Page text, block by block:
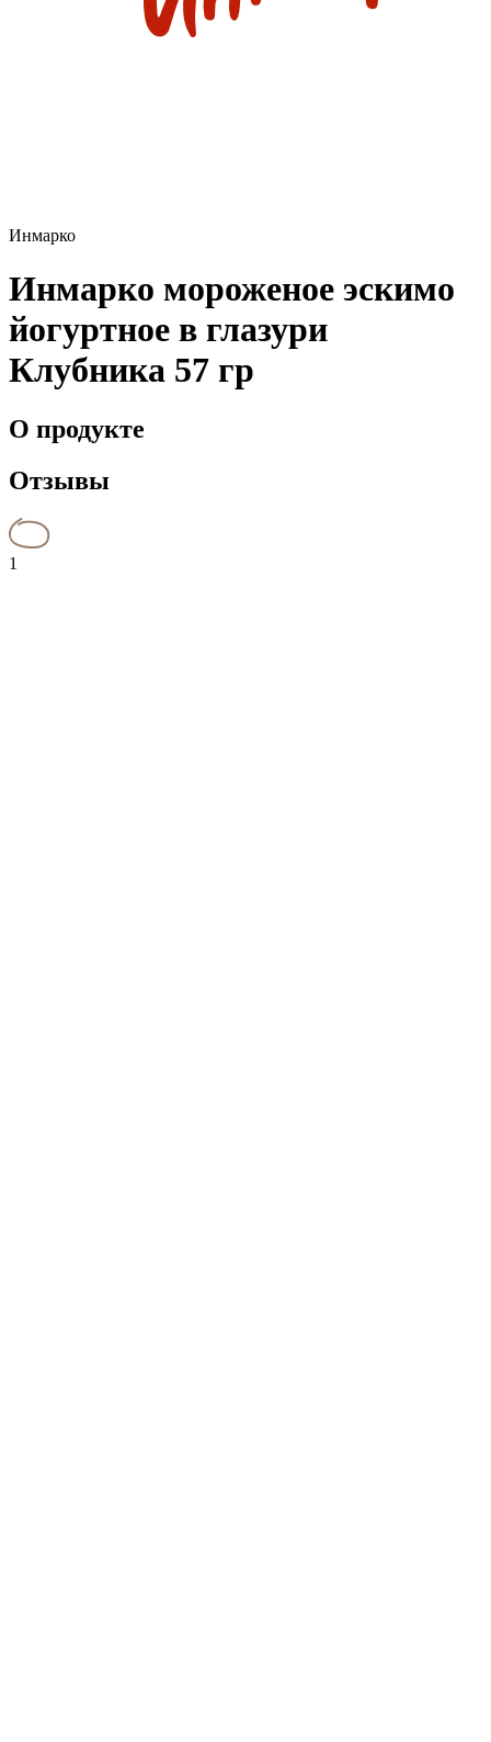
Инмарко
Инмарко мороженое эскимо
йогуртное в глазури
Клубника 57 гр
О продукте
Отзывы
1